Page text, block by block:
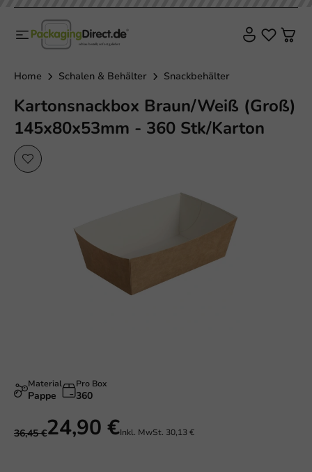
Home Schalen & Behälter Snackbehälter
Kartonsnackbox Braun/Weiß (Groß)
145x80x53mm - 360 Stk/Karton
Material
Pappe
Pro Box
360
36,45 €24,90 €Inkl. MwSt. 30,13 €